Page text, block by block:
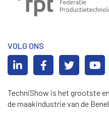
VOLG ONS
TechniShow is het grootste
de maakindustrie van de